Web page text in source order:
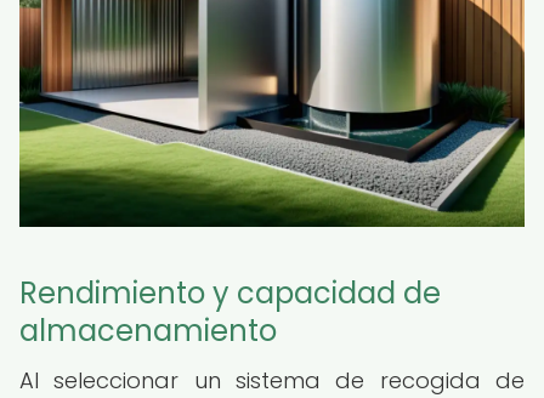
Rendimiento y capacidad de
almacenamiento
Al seleccionar un sistema de recogida de